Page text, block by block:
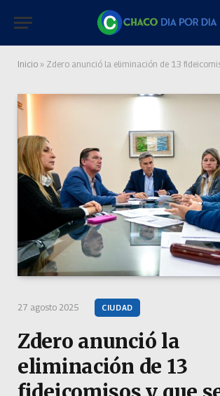
Inicio » Zdero anunció la eliminación de 13 fideicomisos y que se
27 agosto 2025 CIUDAD
Zdero anunció la
eliminación de 13